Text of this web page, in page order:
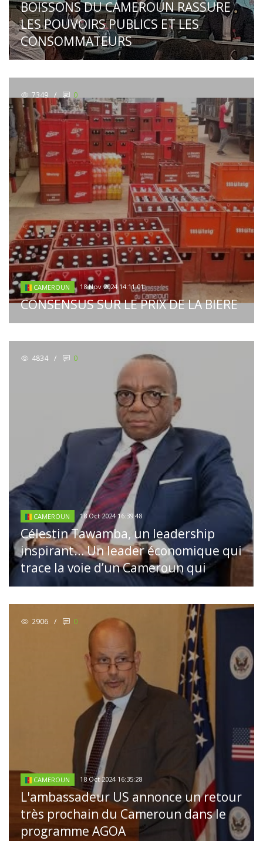
BOISSONS DU CAMEROUN RASSURE
LES POUVOIRS PUBLICS ET LES
CONSOMMATEURS
7349 / 0
CAMEROUN 18 Nov 2024 14:11:01
CONSENSUS SUR LE PRIX DE LA BIERE
4834 / 0
CAMEROUN 18 Oct 2024 16:39:48
Célestin Tawamba, un leadership
inspirant… Un leader économique qui
trace la voie d’un Cameroun qui
2906 / 0
CAMEROUN 18 Oct 2024 16:35:28
L'ambassadeur US annonce un retour
très prochain du Cameroun dans le
programme AGOA